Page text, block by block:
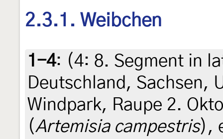
2.3.1. Weibchen
1-4: (4: 8. Segment in
Deutschland, Sachsen,
Windpark, Raupe 2.
(Artemisia campestris),